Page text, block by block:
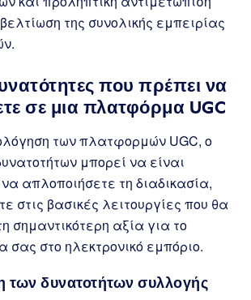
της συνολικής εμπειρίας
που πρέπει να
σε μια πλατφόρμα UGC
των πλατφορμών UGC, ο
μπορεί να είναι
απλοποιήσετε τη διαδικασία,
στις βασικές λειτουργίες που θα
σημαντικότερη αξία για το
σας στο ηλεκτρονικό εμπόριο.
των δυνατοτήτων συλλογής